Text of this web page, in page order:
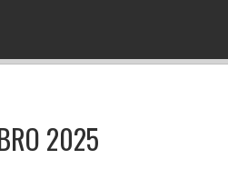
2025